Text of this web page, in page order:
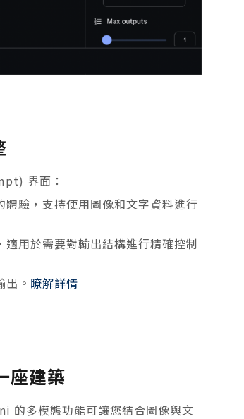
界面：
驗，支持使用圖像和文字資料進行
用於需要對輸出結構進行精確控制
。 瞭解詳情
座建築
的多模態功能可讓您結合圖像與文